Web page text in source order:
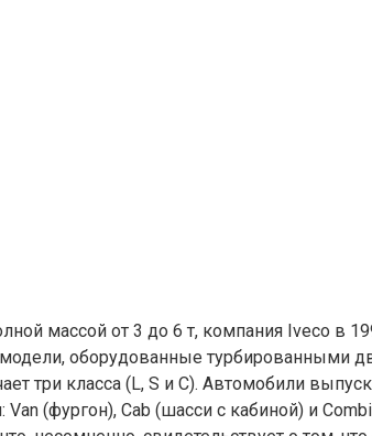
массой от 3 до 6 т, компания Iveco в
оборудованные турбированными
три класса (L, S и С). Автомобили
(фургон), Cab (шасси с кабиной) и